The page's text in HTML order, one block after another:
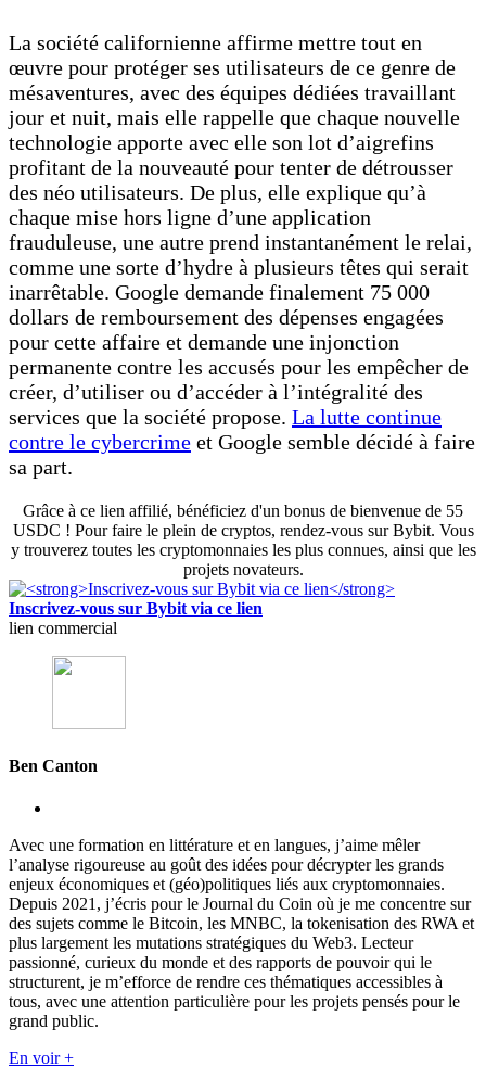
La société californienne affirme mettre tout en
œuvre pour protéger ses utilisateurs de ce genre de
mésaventures, avec des équipes dédiées travaillant
jour et nuit, mais elle rappelle que chaque nouvelle
technologie apporte avec elle son lot d’aigrefins
profitant de la nouveauté pour tenter de détrousser
des néo utilisateurs. De plus, elle explique qu’à
chaque mise hors ligne d’une application
frauduleuse, une autre prend instantanément le relai,
comme une sorte d’hydre à plusieurs têtes qui serait
inarrêtable. Google demande finalement 75 000
dollars de remboursement des dépenses engagées
pour cette affaire et demande une injonction
permanente contre les accusés pour les empêcher de
créer, d’utiliser ou d’accéder à l’intégralité des
services que la société propose. La lutte continue
contre le cybercrime et Google semble décidé à faire
sa part.
Grâce à ce lien affilié, bénéficiez d'un bonus de bienvenue de 55
USDC ! Pour faire le plein de cryptos, rendez-vous sur Bybit. Vous
y trouverez toutes les cryptomonnaies les plus connues, ainsi que les
projets novateurs.
Inscrivez-vous sur Bybit via ce lien
lien commercial
Ben Canton
Avec une formation en littérature et en langues, j’aime mêler
l’analyse rigoureuse au goût des idées pour décrypter les grands
enjeux économiques et (géo)politiques liés aux cryptomonnaies.
Depuis 2021, j’écris pour le Journal du Coin où je me concentre sur
des sujets comme le Bitcoin, les MNBC, la tokenisation des RWA et
plus largement les mutations stratégiques du Web3. Lecteur
passionné, curieux du monde et des rapports de pouvoir qui le
structurent, je m’efforce de rendre ces thématiques accessibles à
tous, avec une attention particulière pour les projets pensés pour le
grand public.
En voir +